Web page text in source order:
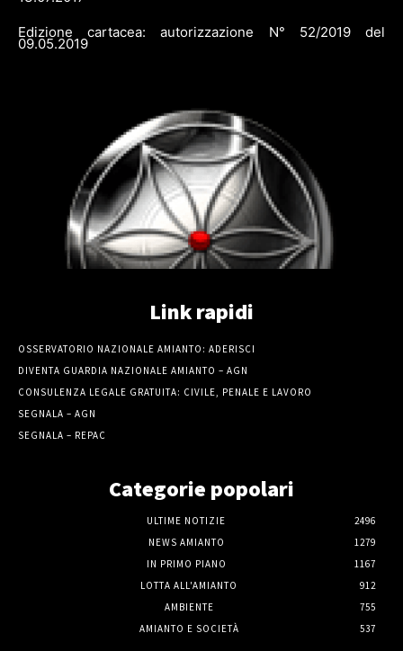
Edizione cartacea: autorizzazione N° 52/2019 del
09.05.2019
Link rapidi
OSSERVATORIO NAZIONALE AMIANTO: ADERISCI
DIVENTA GUARDIA NAZIONALE AMIANTO – AGN
CONSULENZA LEGALE GRATUITA: CIVILE, PENALE E LAVORO
SEGNALA – AGN
SEGNALA – REPAC
Categorie popolari
ULTIME NOTIZIE
2496
NEWS AMIANTO
1279
IN PRIMO PIANO
1167
LOTTA ALL'AMIANTO
912
AMBIENTE
755
AMIANTO E SOCIETÀ
537